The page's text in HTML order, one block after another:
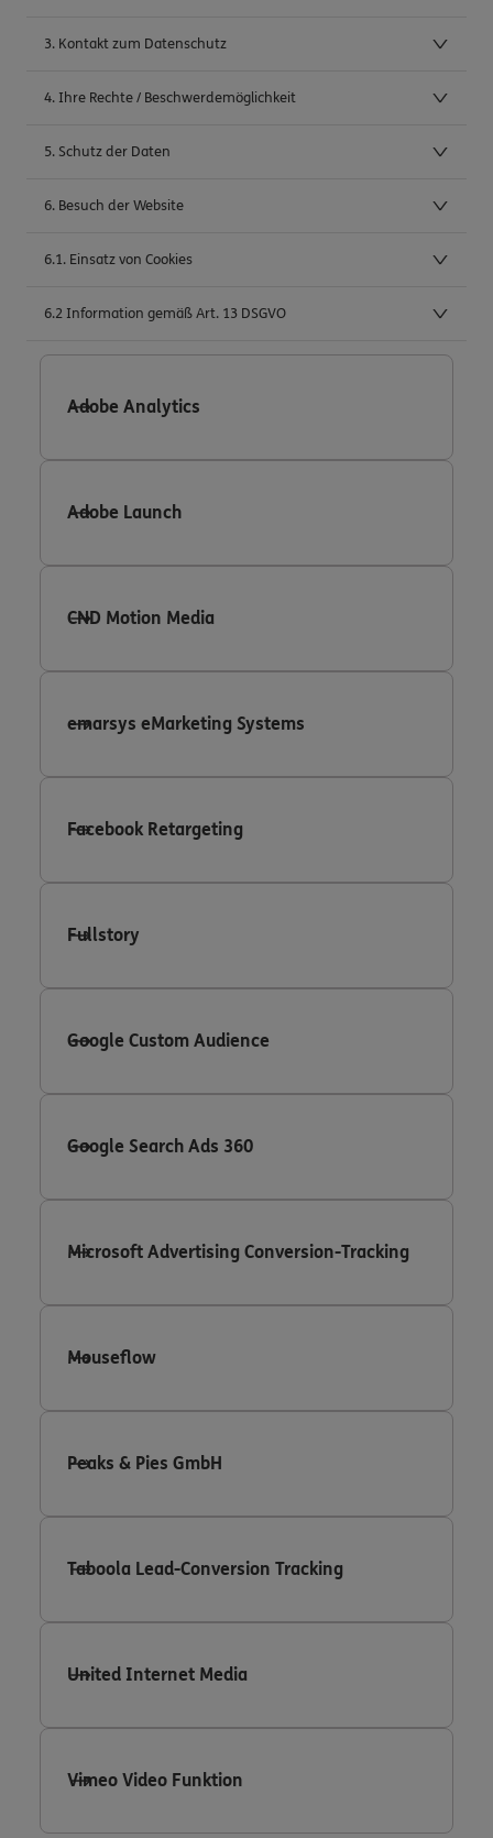
3. Kontakt zum Datenschutz
4. Ihre Rechte / Beschwerdemöglichkeit
5. Schutz der Daten
6. Besuch der Website
6.1. Einsatz von Cookies
6.2 Information gemäß Art. 13 DSGVO
Adobe Analytics
Adobe Launch
CND Motion Media
emarsys eMarketing Systems
Facebook Retargeting
Fullstory
Google Custom Audience
Google Search Ads 360
Microsoft Advertising Conversion-Tracking
Mouseflow
Peaks & Pies GmbH
Taboola Lead-Conversion Tracking
United Internet Media
Vimeo Video Funktion